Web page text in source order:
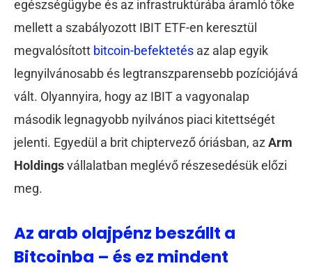
egészségügybe és az infrastruktúrába áramló tőke
mellett a szabályozott IBIT ETF-en keresztül
megvalósított bitcoin-befektetés az alap egyik
legnyilvánosabb és legtranszparensebb pozíciójává
vált. Olyannyira, hogy az IBIT a vagyonalap
második legnagyobb nyilvános piaci kitettségét
jelenti. Egyedül a brit chiptervező óriásban, az Arm
Holdingsvállalatban meglévő részesedésük előzi
meg.
Az arab olajpénz beszállt a
Bitcoinba – és ez mindent